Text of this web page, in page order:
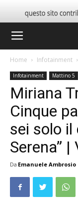
Home Infotainment
Infotainment Mattino 5
Miriana
Cinque
sei solo il
Serena”
Da Emanuele Ambrosio